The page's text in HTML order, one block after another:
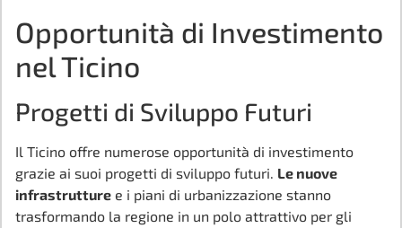
Opportunità di Investimento
nel Ticino
Progetti di Sviluppo Futuri
Il Ticino offre numerose opportunità di investimento
grazie ai suoi progetti di sviluppo futuri. Le nuove
infrastrutture e i piani di urbanizzazione stanno
trasformando la regione in un polo attrattivo per gli